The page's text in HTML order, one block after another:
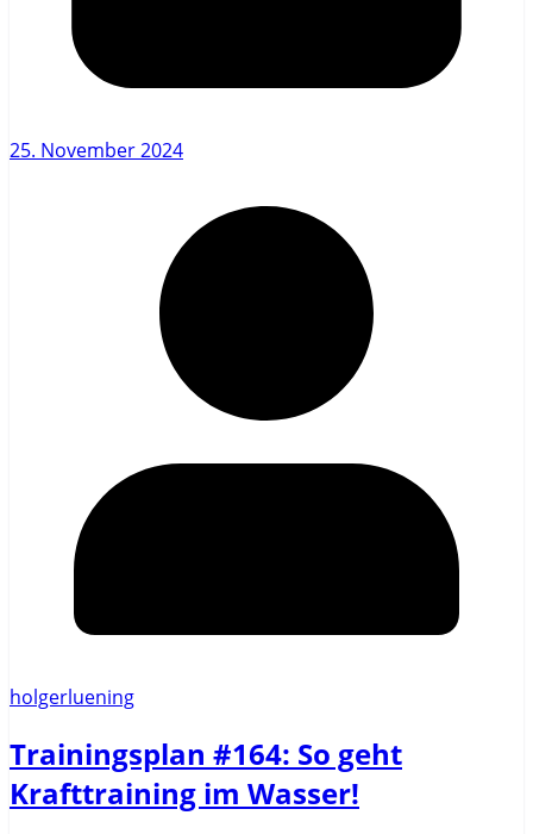
25. November 2024
holgerluening
Trainingsplan #164: So geht
Krafttraining im Wasser!